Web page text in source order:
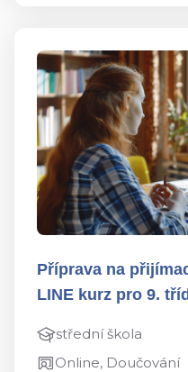
Příprava na
LINE kurz pro 9.
střední škola
Online, Doučování